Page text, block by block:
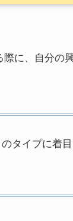
に、自分の
タイプに着